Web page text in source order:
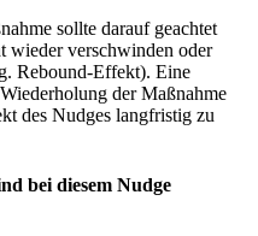
sollte darauf geachtet
wieder verschwinden oder
Rebound-Effekt). Eine
der Maßnahme
des Nudges langfristig zu
bei diesem Nudge